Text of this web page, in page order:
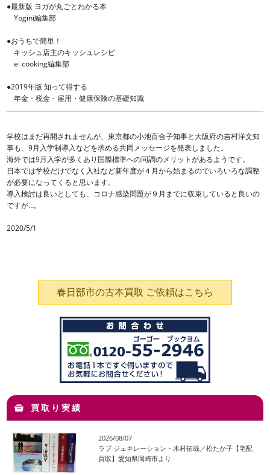
●最新版 ヨガが丸ごとわかる本
Yogini編集部
●おうちで簡単！
キッシュ店主のキッシュレシピ
ei cooking編集部
●2019年版 知って得する
年金・税金・雇用・健康保険の基礎知識
学校はまだ再開されませんが、東京都の小池百合子知事と大阪府の吉村洋文知
事も、9月入学制導入などを求める共同メッセージを発表しました。
海外では9月入学が多くあり国際標準への同調のメリットがあるようです。
日本では学校だけでなく入社など新年度が４月から始まるのでいろいろな調整
が必要になってくると思います。
導入検討は良いとしても、コロナ感染問題が９月までに収束していると良いの
ですが…。
2020/5/1
春日部市の古本買取 ご依頼はこちら
買取り実績
2026/08/07
ラブ ジェネレーション・木村拓哉／松たか子【宅配
買取】愛知県岡崎市より